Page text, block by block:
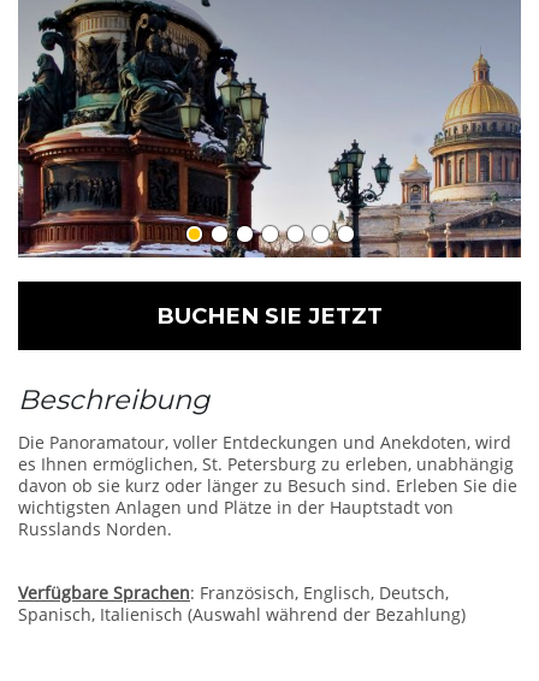
BUCHEN SIE JETZT
Beschreibung
Die Panoramatour, voller Entdeckungen und Anekdoten, wird
es Ihnen ermöglichen, St. Petersburg zu erleben, unabhängig
davon ob sie kurz oder länger zu Besuch sind. Erleben Sie die
wichtigsten Anlagen und Plätze in der Hauptstadt von
Russlands Norden.
Verfügbare Sprachen: Französisch, Englisch, Deutsch,
Spanisch, Italienisch (Auswahl während der Bezahlung)